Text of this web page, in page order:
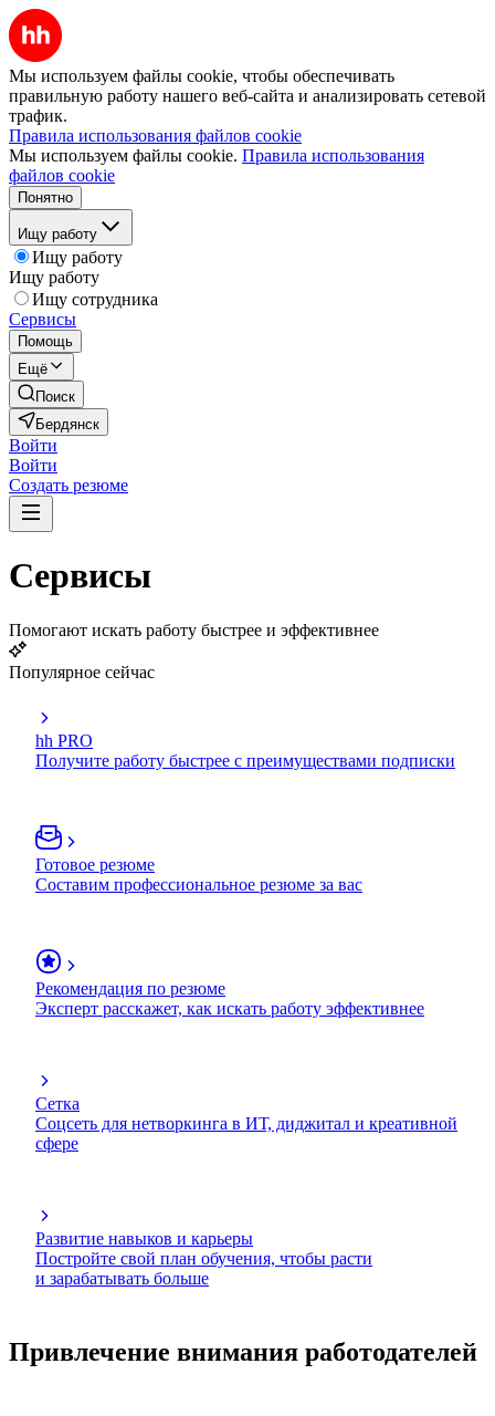
Мы используем файлы cookie, чтобы обеспечивать
правильную работу нашего веб-сайта и анализировать сетевой
трафик.
Правила использования файлов cookie
Мы используем файлы cookie. Правила использования
файлов cookie
Понятно
Ищу работу
Ищу работу
Ищу работу
Ищу сотрудника
Сервисы
Помощь
Ещё
Поиск
Бердянск
Войти
Войти
Создать резюме
Сервисы
Помогают искать работу быстрее и эффективнее
Популярное сейчас
hh PRO
Получите работу быстрее с преимуществами подписки
Готовое резюме
Составим профессиональное резюме за вас
Рекомендация по резюме
Эксперт расскажет, как искать работу эффективнее
Сетка
Соцсеть для нетворкинга в ИТ, диджитал и креативной
сфере
Развитие навыков и карьеры
Постройте свой план обучения, чтобы расти
и зарабатывать больше
Привлечение внимания работодателей